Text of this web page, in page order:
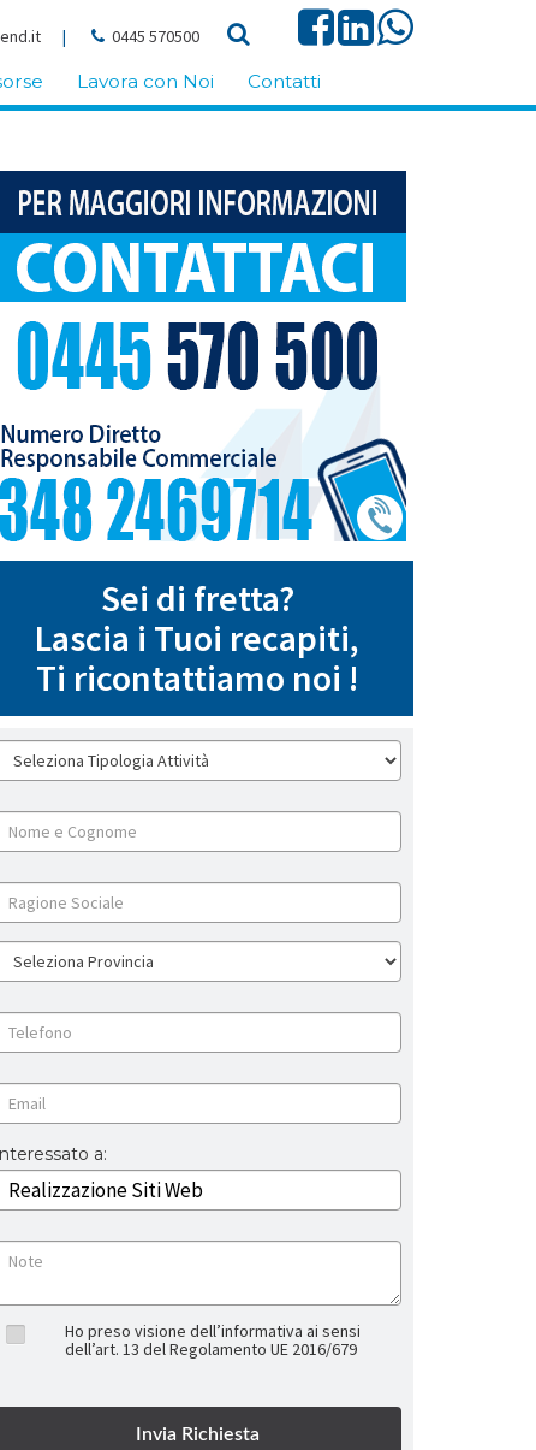
| 0445 570500
Lavora con Noi Contatti
Sei di fretta?
Lascia i Tuoi recapiti,
Ti ricontattiamo noi !
a:
Ho preso visione dell’informativa ai sensi
dell’art. 13 del Regolamento UE 2016/679